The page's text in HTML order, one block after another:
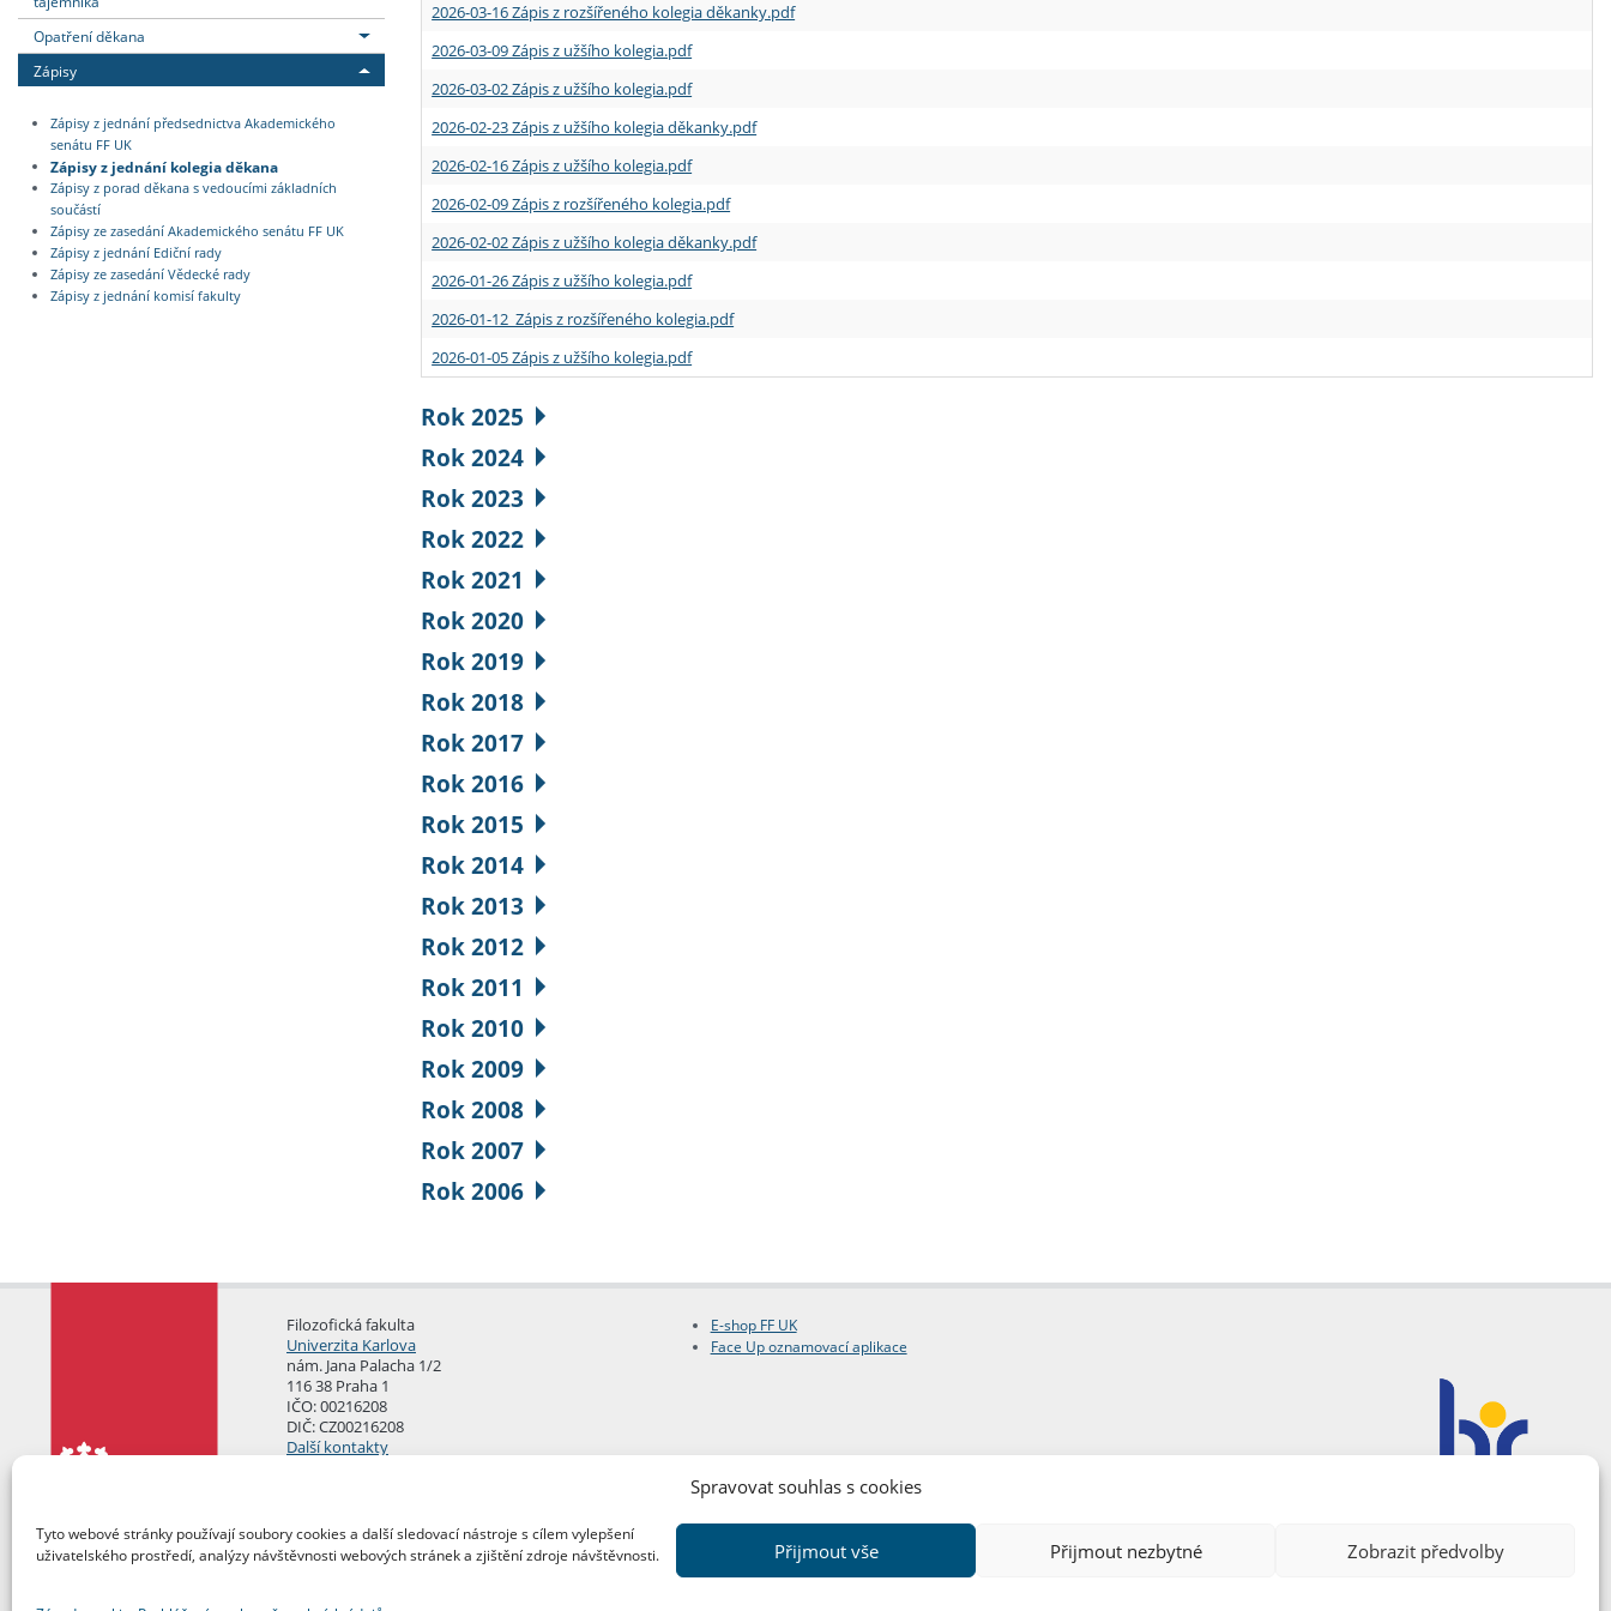
Spravovat souhlas s cookies
Tyto webové stránky používají soubory cookies a další sledovací nástroje s cílem vylepšení
uživatelského prostředí, analýzy návštěvnosti webových stránek a zjištění zdroje návštěvnosti.
Přijmout vše Přijmout nezbytné Zobrazit předvolby
Opatření děkana
Zápisy
Zápisy z jednání předsednictva Akademického
senátu FF UK
Zápisy z jednání kolegia děkana
Zápisy z porad děkana s vedoucími základních
součástí
Zápisy ze zasedání Akademického senátu FF UK
Zápisy z jednání Ediční rady
Zápisy ze zasedání Vědecké rady
Zápisy z jednání komisí fakulty
2026-03-16 Zápis z rozšířeného kolegia děkanky.pdf
2026-03-09 Zápis z užšího kolegia.pdf
2026-03-02 Zápis z užšího kolegia.pdf
2026-02-23 Zápis z užšího kolegia děkanky.pdf
2026-02-16 Zápis z užšího kolegia.pdf
2026-02-09 Zápis z rozšířeného kolegia.pdf
2026-02-02 Zápis z užšího kolegia děkanky.pdf
2026-01-26 Zápis z užšího kolegia.pdf
2026-01-12 Zápis z rozšířeného kolegia.pdf
2026-01-05 Zápis z užšího kolegia.pdf
Rok 2025
Rok 2024
Rok 2023
Rok 2022
Rok 2021
Rok 2020
Rok 2019
Rok 2018
Rok 2017
Rok 2016
Rok 2015
Rok 2014
Rok 2013
Rok 2012
Rok 2011
Rok 2010
Rok 2009
Rok 2008
Rok 2007
Rok 2006
Filozofická fakulta
Univerzita Karlova
nám. Jana Palacha 1/2
116 38 Praha 1
IČO: 00216208
DIČ: CZ00216208
Další kontakty
E-shop FF UK
Face Up oznamovací aplikace